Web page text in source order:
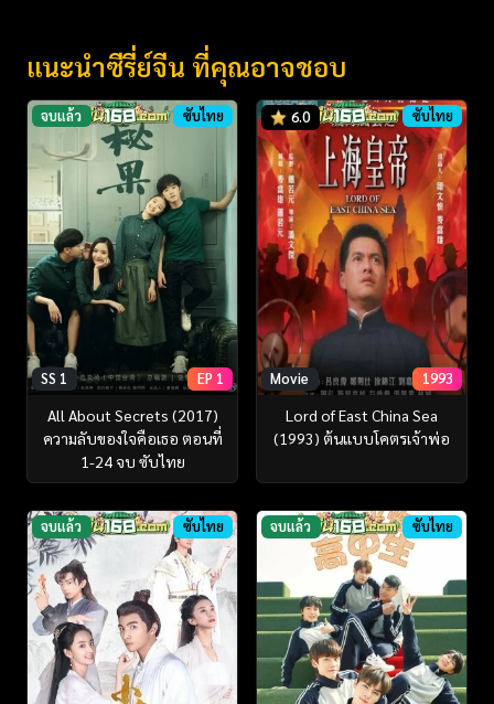
แนะนำซีรี่ย์จีน ที่คุณอาจชอบ
จบแล้ว ซับไทย
SS 1 EP 1
All About Secrets (2017)
ความลับของใจคือเธอ ตอนที่
1-24 จบ ซับไทย
6.0 ซับไทย
Movie 1993
Lord of East China Sea
(1993) ต้นแบบโคตรเจ้าพ่อ
จบแล้ว ซับไทย จบแล้ว ซับไทย